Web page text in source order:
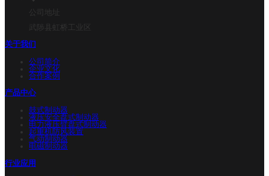
公司地址
武陟县虹桥工业区
关于我们
公司简介
企业文化
合作案例
产品中心
鼓式制动器
液压安全盘式制动器
电力液压臂盘式制动器
起重机防风装置
气动制动器
电磁制动器
行业应用